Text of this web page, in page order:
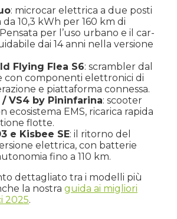
: microcar elettrica a due posti
10,3 kWh per 160 km di
per l’uso urbano e il car-
dai 14 anni nella versione
Flying Flea S6: scrambler dal
con componenti elettronici di
e piattaforma connessa.
/ VS4 by Pininfarina: scooter
ecosistema EMS, ricarica rapida
flotte.
e Kisbee SE: il ritorno del
elettrica, con batterie
fino a 110 km.
dettagliato tra i modelli più
la nostra guida ai migliori
2025.